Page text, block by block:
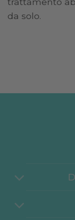
da solo.